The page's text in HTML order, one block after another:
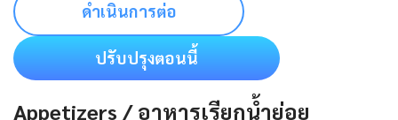
ดำเนินการต่อ
ปรับปรุงตอนนี้
Appetizers / อาหารเรียกน้ำย่อย